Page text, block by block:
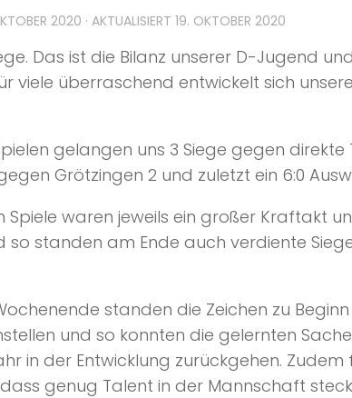
2020 · AKTUALISIERT 19. OKTOBER 2020
Das ist die Bilanz unserer D-Jugend
viele überraschend entwickelt sich
gelangen uns 3 Siege gegen
Grötzingen 2 und zuletzt ein 6:0
Spiele waren jeweils ein großer Kraftakt
so standen am Ende auch verdiente
standen die Zeichen zu
und so konnten die gelernten
in der Entwicklung zurückgehen.
genug Talent in der Mannschaft